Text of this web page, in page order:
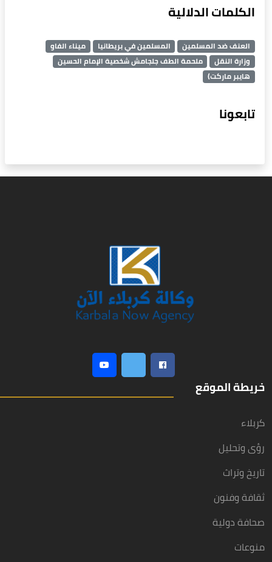
الكلمات الدلالية
العنف ضد المسلمين المسلمين في بريطانيا
ميناء الفاو
وزارة النقل
ملحمة الطف جلجامش شخصية الإمام الحسين
هايبر ماركت)
تابعونا
خريطة الموقع
كربلاء
رؤى وتحليل
تاريخ وتراث
ثقافة وفنون
صحافة دولية
منوعات